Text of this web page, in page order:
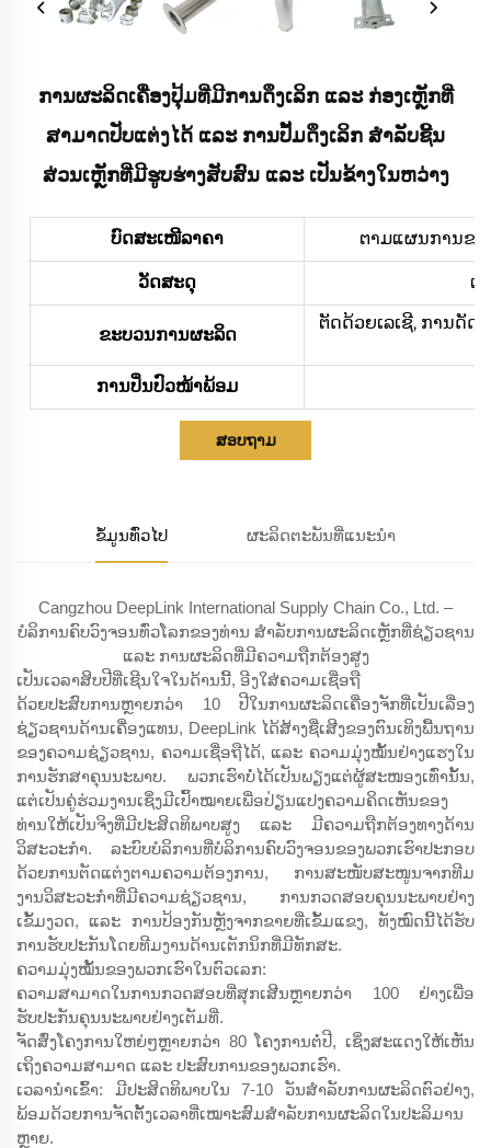
ການຜະລິດເຄື່ອງປຸ້ມທີ່ມີການດຶງເລິກ ແລະ ກ່ອງເຫຼັກທີ່
ສາມາດປັບແຕ່ງໄດ້ ແລະ ການປັ້ມດຶງເລິກ ສຳລັບຊີ້ນ
ສ່ວນເຫຼັກທີ່ມີຮູບຮ່າງສັບສົນ ແລະ ເປັນຂ້າງໃນຫວ່າງ
ບົດສະເໜີລາຄາ ຕາມແຜນການຂອ
ວັດສະດຸ ເ
ຂະບວນການຜະລິດ
ຕັດດ້ວຍເລເຊີ, ການດັດ,
ການປິ່ນປົວໜ້າພ້ອມ
ສອບຖາມ
ຂໍ້ມູນທົ່ວໄປ ຜະລິດຕະພັນທີ່ແນະນຳ
Cangzhou DeepLink International Supply Chain Co., Ltd. –
ບໍລິການຄົບວົງຈອນທົ່ວໂລກຂອງທ່ານ ສຳລັບການຜະລິດເຫຼັກທີ່ຊ່ຽວຊານ
ແລະ ການຜະລິດທີ່ມີຄວາມຖືກຕ້ອງສູງ
ເປັນເວລາສິບປີທີ່ເຊີນໃຈໃນດ້ານນີ້, ອີງໃສ່ຄວາມເຊື່ອຖື
ດ້ວຍປະສົບການຫຼາຍກວ່າ 10 ປີໃນການຜະລິດເຄື່ອງຈັກທີ່ເປັນເລື່ອງ
ຊ່ຽວຊານດ້ານເຄື່ອງແທນ, DeepLink ໄດ້ສ້າງຊື່ເສີງຂອງຕົນເທິງພື້ນຖານ
ຂອງຄວາມຊ່ຽວຊານ, ຄວາມເຊື່ອຖືໄດ້, ແລະ ຄວາມມຸ່ງໝັ້ນຢ່າງແຮງໃນ
ການຮັກສາຄຸນນະພາບ. ພວກເຮົາບໍ່ໄດ້ເປັນພຽງແຕ່ຜູ້ສະໜອງເທົ່ານັ້ນ,
ແຕ່ເປັນຄູ່ຮ່ວມງານເຊິ່ງມີເປົ້າໝາຍເພື່ອປ່ຽນແປງຄວາມຄິດເຫັນຂອງ
ທ່ານໃຫ້ເປັນຈິງທີ່ມີປະສິດທິພາບສູງ ແລະ ມີຄວາມຖືກຕ້ອງທາງດ້ານ
ວິສະວະກຳ. ລະບົບບໍລິການທີ່ບໍລິການຄົບວົງຈອນຂອງພວກເຮົາປະກອບ
ດ້ວຍການຕັດແຕ່ງຕາມຄວາມຕ້ອງການ, ການສະໜັບສະໜູນຈາກທີມ
ງານວິສະວະກຳທີ່ມີຄວາມຊ່ຽວຊານ, ການກວດສອບຄຸນນະພາບຢ່າງ
ເຂັ້ມງວດ, ແລະ ການປ້ອງກັນຫຼັງຈາກຂາຍທີ່ເຂັ້ມແຂງ, ທັງໝົດນີ້ໄດ້ຮັບ
ການຮັບປະກັນໂດຍທີມງານດ້ານເຕັກນິກທີ່ມີທັກສະ.
ຄວາມມຸ່ງໝັ້ນຂອງພວກເຮົາໃນຕົວເລກ:
ຄວາມສາມາດໃນການກວດສອບທີ່ສຸກເສີນຫຼາຍກວ່າ 100 ຢ່າງເພື່ອ
ຮັບປະກັນຄຸນນະພາບຢ່າງເຕັມທີ່.
ຈັດສົ່ງໂຄງການໃຫຍ່ໆຫຼາຍກວ່າ 80 ໂຄງການຕໍ່ປີ, ເຊິ່ງສະແດງໃຫ້ເຫັນ
ເຖິງຄວາມສາມາດ ແລະ ປະສົບການຂອງພວກເຮົາ.
ເວລານຳເຂົ້າ: ມີປະສິດທິພາບໃນ 7-10 ວັນສຳລັບການຜະລິດຕົວຢ່າງ,
ພ້ອມດ້ວຍການຈັດຕັ້ງເວລາທີ່ເໝາະສົມສຳລັບການຜະລິດໃນປະລິມານ
ຫຼາຍ.